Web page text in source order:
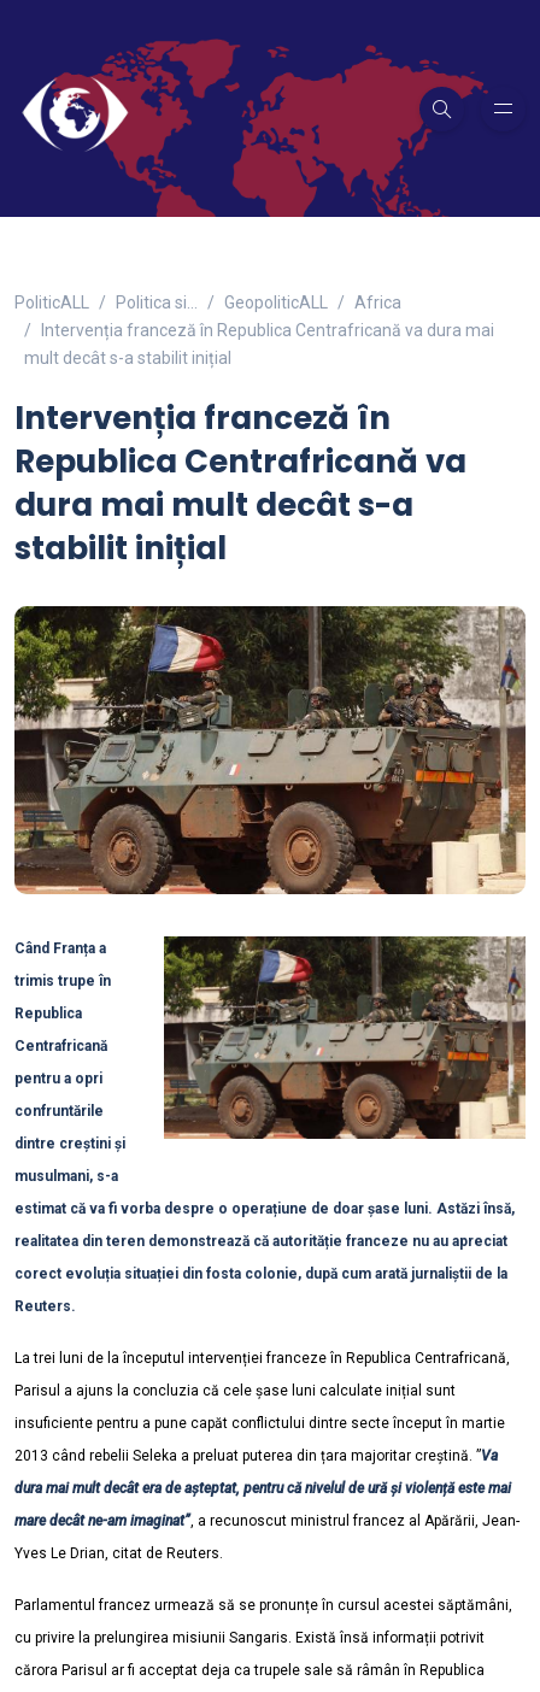
PoliticALL Politica si… GeopoliticALL
Africa
Intervenția franceză în Republica Centrafricană va dura mai
mult decât s-a stabilit inițial
Intervenția franceză în
Republica Centrafricană va
dura mai mult decât s-a
stabilit inițial
Când Franța a
trimis trupe în
Republica
Centrafricană
pentru a opri
confruntările
dintre creștini și
musulmani, s-a
estimat că va fi vorba despre o operațiune de doar șase luni. Astăzi însă,
realitatea din teren demonstrează că autorităție franceze nu au apreciat
corect evoluția situației din fosta colonie, după cum arată jurnaliștii de la
Reuters.
La trei luni de la începutul intervenției franceze în Republica Centrafricană,
Parisul a ajuns la concluzia că cele șase luni calculate inițial sunt
insuficiente pentru a pune capăt conflictului dintre secte început în martie
2013 când rebelii Seleka a preluat puterea din țara majoritar creștină. ”Va
dura mai mult decât era de așteptat, pentru că nivelul de ură și violență este mai
mare decât ne-am imaginat”, a recunoscut ministrul francez al Apărării, Jean-
Yves Le Drian, citat de Reuters.
Parlamentul francez urmează să se pronunțe în cursul acestei săptămâni,
cu privire la prelungirea misiunii Sangaris. Există însă informații potrivit
cărora Parisul ar fi acceptat deja ca trupele sale să râmân în Republica